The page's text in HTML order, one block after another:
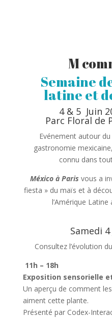
M
Semaine
latine et
4 & 5 Juin
Parc Floral de
Evénement autour
gastronomie
connu dans
México à Paris vous a
fiesta » du maïs et à
l’Amérique
Samedi
Consultez l’évolution
11h – 18h
Exposition sensorielle
Un aperçu de comment
aiment cette plante.
Présenté par Codex-